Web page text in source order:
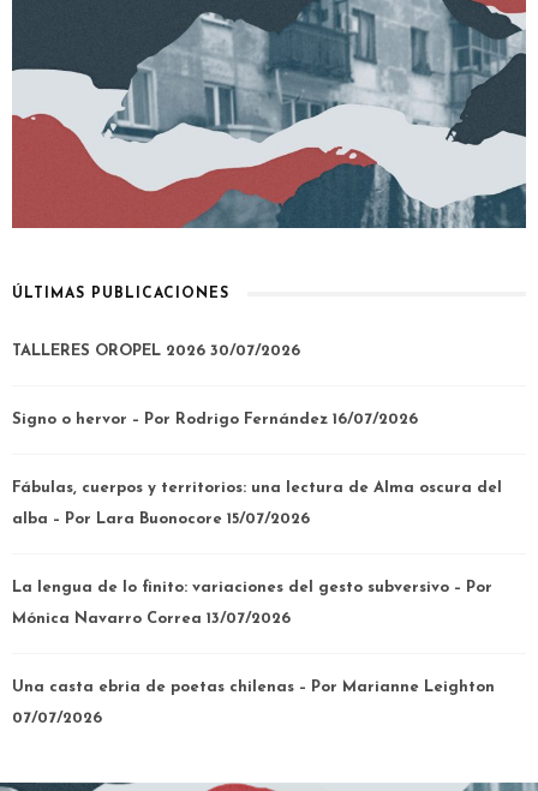
ÚLTIMAS PUBLICACIONES
TALLERES OROPEL 2026 30/07/2026
Signo o hervor – Por Rodrigo Fernández 16/07/2026
Fábulas, cuerpos y territorios: una lectura de Alma oscura del
alba – Por Lara Buonocore 15/07/2026
La lengua de lo finito: variaciones del gesto subversivo – Por
Mónica Navarro Correa 13/07/2026
Una casta ebria de poetas chilenas – Por Marianne Leighton
07/07/2026